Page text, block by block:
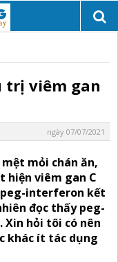
trị viêm gan
ngày 07/07/2021
mỏi chán ăn,
hiện viêm gan C
peg-interferon kết
đọc thấy peg-
hỏi tôi có nên
khác ít tác dụng